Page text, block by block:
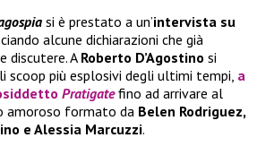
si è prestato a un’intervista su
alcune dichiarazioni che già
discutere. A Roberto D’Agostino si
scoop più esplosivi degli ultimi tempi, a
Pratigatefino ad arrivare al
amoroso formato da Belen Rodriguez,
e Alessia Marcuzzi.